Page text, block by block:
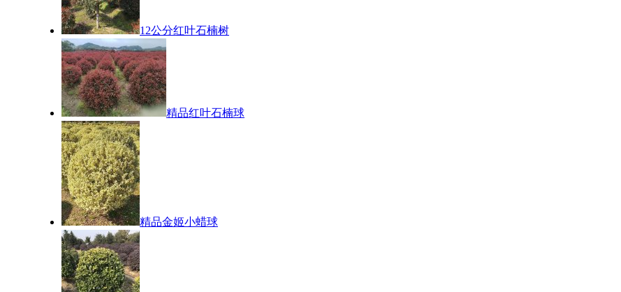
12公分红叶石楠树
精品红叶石楠球
精品金姬小蜡球